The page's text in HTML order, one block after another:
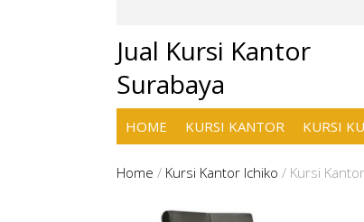
Jual Kursi Kantor
Surabaya
HOME KURSI KANTOR KURSI
Home / Kursi Kantor Ichiko / Kursi